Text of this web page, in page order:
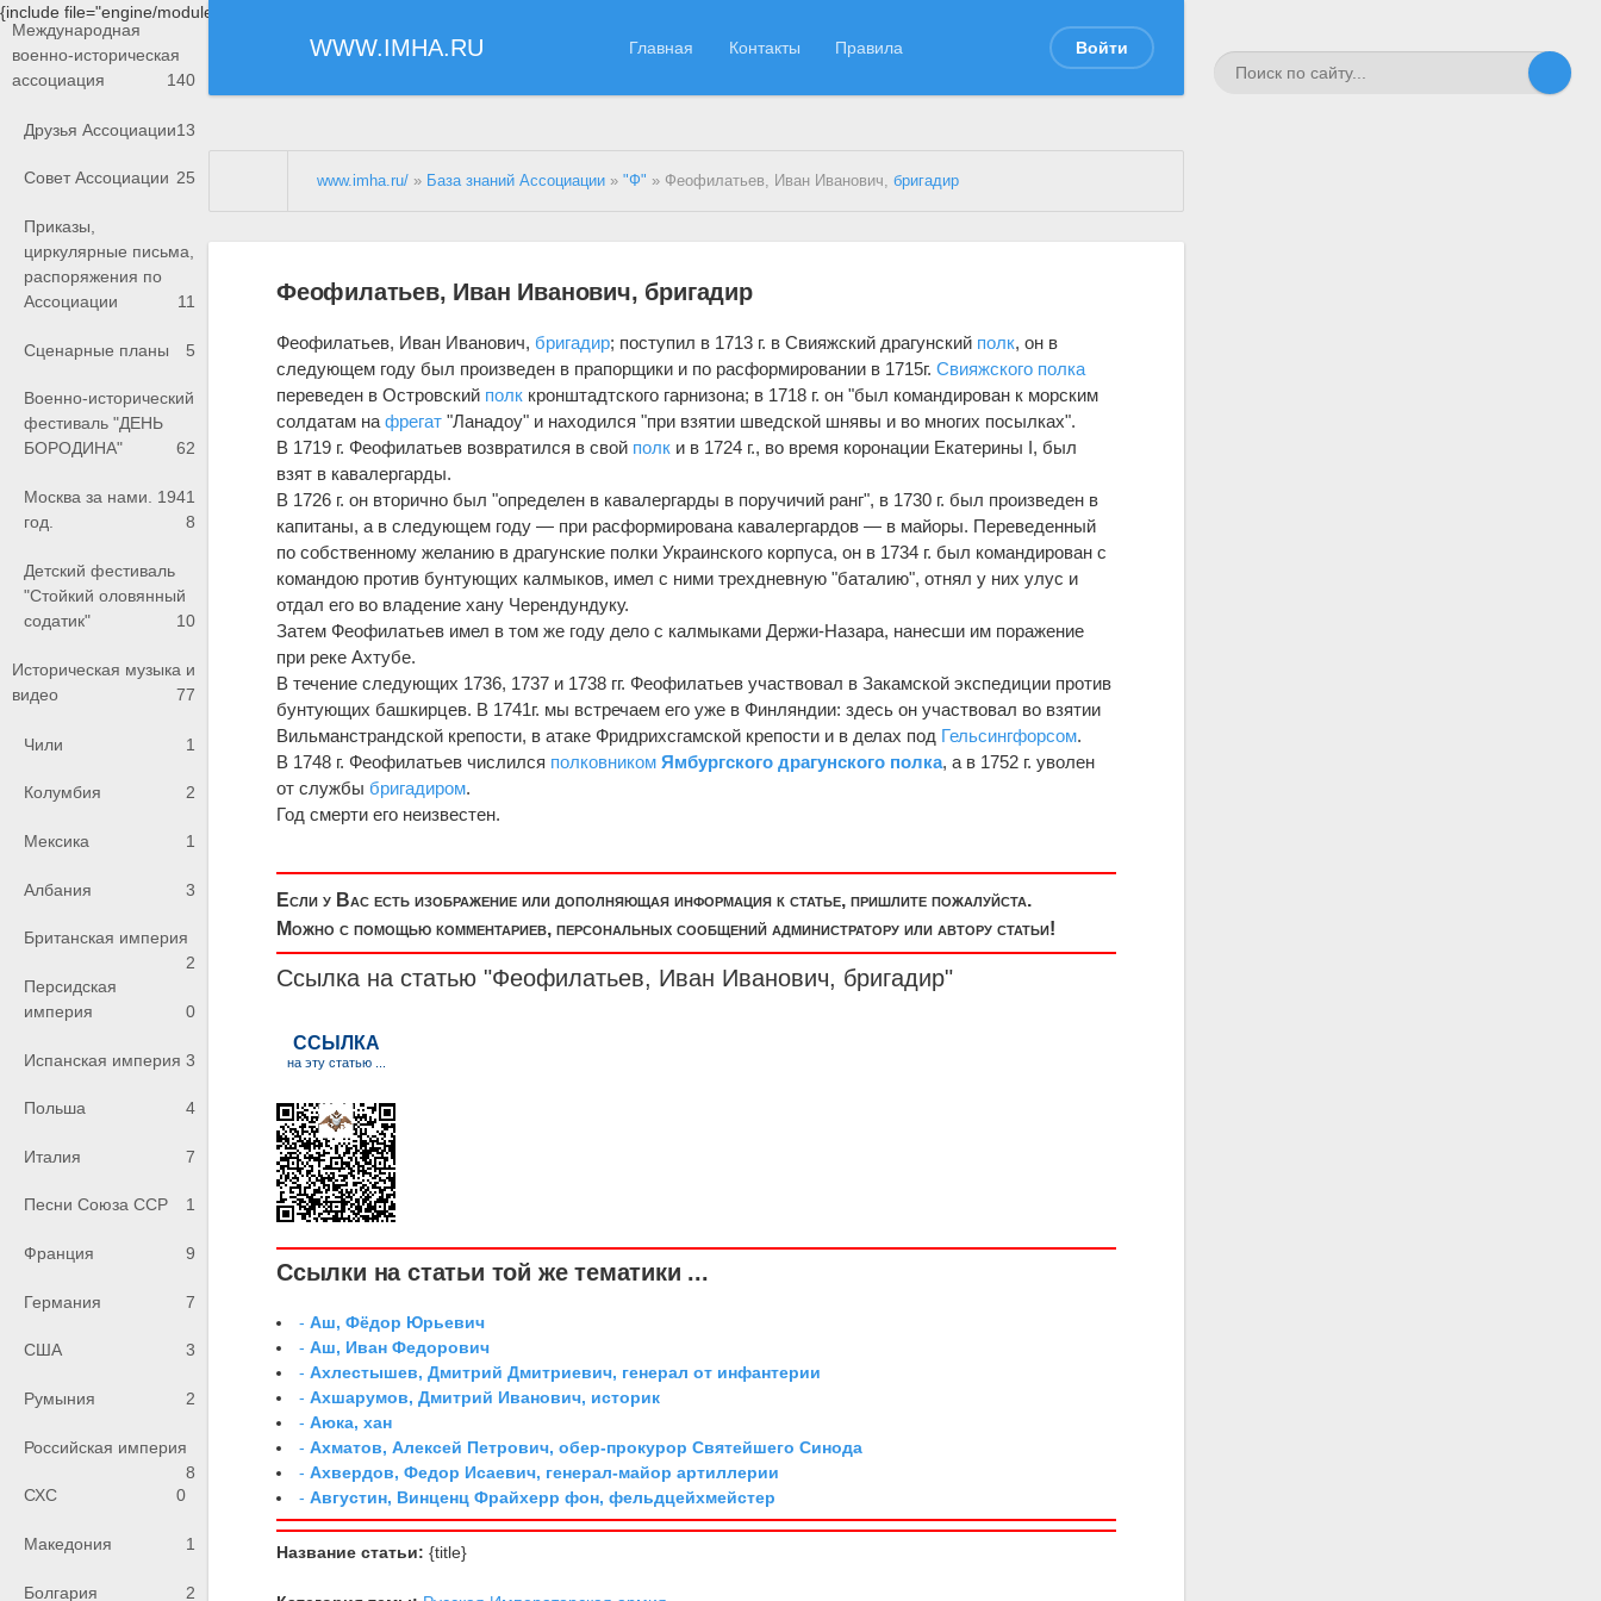
{include file="engine/modules/saperu/head.php"}
WWW.IMHA.RU Главная Контакты Правила Войти
Международная
военно-историческая
ассоциация
140
Друзья Ассоциации13
Совет Ассоциации 25
Приказы,
циркулярные письма,
распоряжения по
Ассоциации
11
Сценарные планы 5
Военно-исторический
фестиваль "ДЕНЬ
БОРОДИНА"
62
Москва за нами. 1941
год.
8
Детский фестиваль
"Стойкий оловянный
содатик"
10
Историческая музыка и
видео
77
Чили 1
Колумбия 2
Мексика 1
Албания 3
Британская империя
2
Персидская
империя
0
Испанская империя 3
Польша 4
Италия 7
Песни Союза ССР 1
Франция 9
Германия 7
США 3
Румыния 2
Российская империя
8
СХС
0
Македония 1
Болгария 2
www.imha.ru/ » База знаний Ассоциации »"Ф" » Феофилатьев, Иван Иванович,бригадир
Феофилатьев, Иван Иванович, бригадир
Феофилатьев, Иван Иванович, бригадир; поступил в 1713 г. в Свияжский драгунский полк, он в
следующем году был произведен в прапорщики и по расформировании в 1715г.Свияжского полка
переведен в Островский полк кронштадтского гарнизона; в 1718 г. он "был командирован к морским
солдатам нафрегат "Ланадоу" и находился "при взятии шведской шнявы и во многих посылках".
В 1719 г. Феофилатьев возвратился в свой полк и в 1724 г., во время коронации Екатерины I, был
взят в кавалергарды.
В 1726 г. он вторично был "определен в кавалергарды в поручичий ранг", в 1730 г. был произведен в
капитаны, а в следующем году — при расформирована кавалергардов — в майоры. Переведенный
по собственному желанию в драгунские полки Украинского корпуса, он в 1734 г. был командирован с
командою против бунтующих калмыков, имел с ними трехдневную "баталию", отнял у них улус и
отдал его во владение хану Черендундуку.
Затем Феофилатьев имел в том же году дело с калмыками Держи-Назара, нанесши им поражение
при реке Ахтубе.
В течение следующих 1736, 1737 и 1738 гг. Феофилатьев участвовал в Закамской экспедиции против
бунтующих башкирцев. В 1741г. мы встречаем его уже в Финляндии: здесь он участвовал во взятии
Вильманстрандской крепости, в атаке Фридрихсгамской крепости и в делах под Гельсингфорсом.
В 1748 г. Феофилатьев числился полковником Ямбургского драгунского полка, а в 1752 г. уволен
от службы бригадиром.
Год смерти его неизвестен.
Если у Вас есть изображение или дополняющая информация к статье, пришлите пожалуйста.
Можно с помощью комментариев, персональных сообщений администратору или автору статьи!
Ссылка на статью "Феофилатьев, Иван Иванович, бригадир"
Ссылки на статьи той же тематики ...
-Аш, Фёдор Юрьевич
-Аш, Иван Федорович
-Ахлестышев, Дмитрий Дмитриевич, генерал от инфантерии
-Ахшарумов, Дмитрий Иванович, историк
-Аюка, хан
-Ахматов, Алексей Петрович, обер-прокурор Святейшего Синода
-Ахвердов, Федор Исаевич, генерал-майор артиллерии
-Августин, Винценц Фрайхерр фон, фельдцейхмейстер
Название статьи: {title}